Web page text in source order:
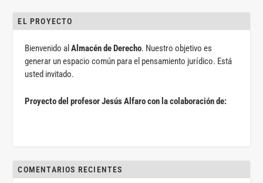
EL PROYECTO
Bienvenido alAlmacén de Derecho. Nuestro objetivo es
generar un espacio común para el pensamiento jurídico. Está
usted invitado.
Proyecto del profesor Jesús Alfaro con la colaboración de:
COMENTARIOS RECIENTES